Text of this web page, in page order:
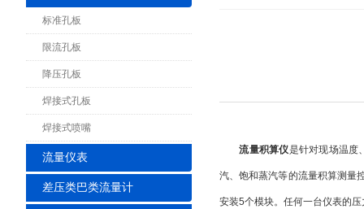
标准孔板
限流孔板
降压孔板
焊接式孔板
焊接式喷嘴
流量仪表
差压类巴类流量计
流量积算仪是针对现场温度
汽、饱和蒸汽等的流量积算测量
安装5个模块。任何一台仪表的